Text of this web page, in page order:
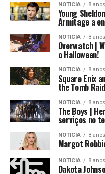
NOTICIA 8
Young
Armitage a
NOTICIA 8
Overwatch |
o Halloween!
NOTICIA 8
Square Enix
the Tomb
NOTICIA 8
The Boys |
serviços no
NOTICIA 8
Margot
NOTICIA 8
Dakota